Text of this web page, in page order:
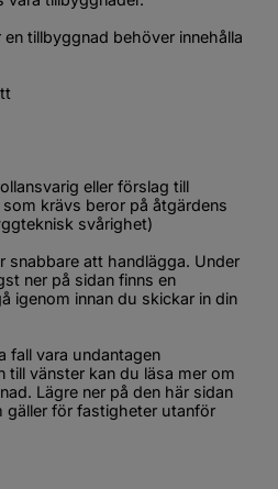
tillbyggnad behöver innehålla
eller förslag till
krävs beror på åtgärdens
svårighet)
snabbare att handlägga. Under
ner på sidan finns en
igenom innan du skickar in din
fall vara undantagen
till vänster kan du läsa mer om
Lägre ner på den här sidan
gäller för fastigheter utanför